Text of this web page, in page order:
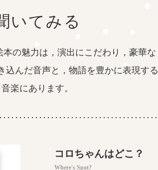
いてみる
本の魅力は，演出にこだわり，豪華な
込んだ音声と，物語を豊かに表現する
音楽にあります。
コロちゃんはどこ？
Where's Spot?